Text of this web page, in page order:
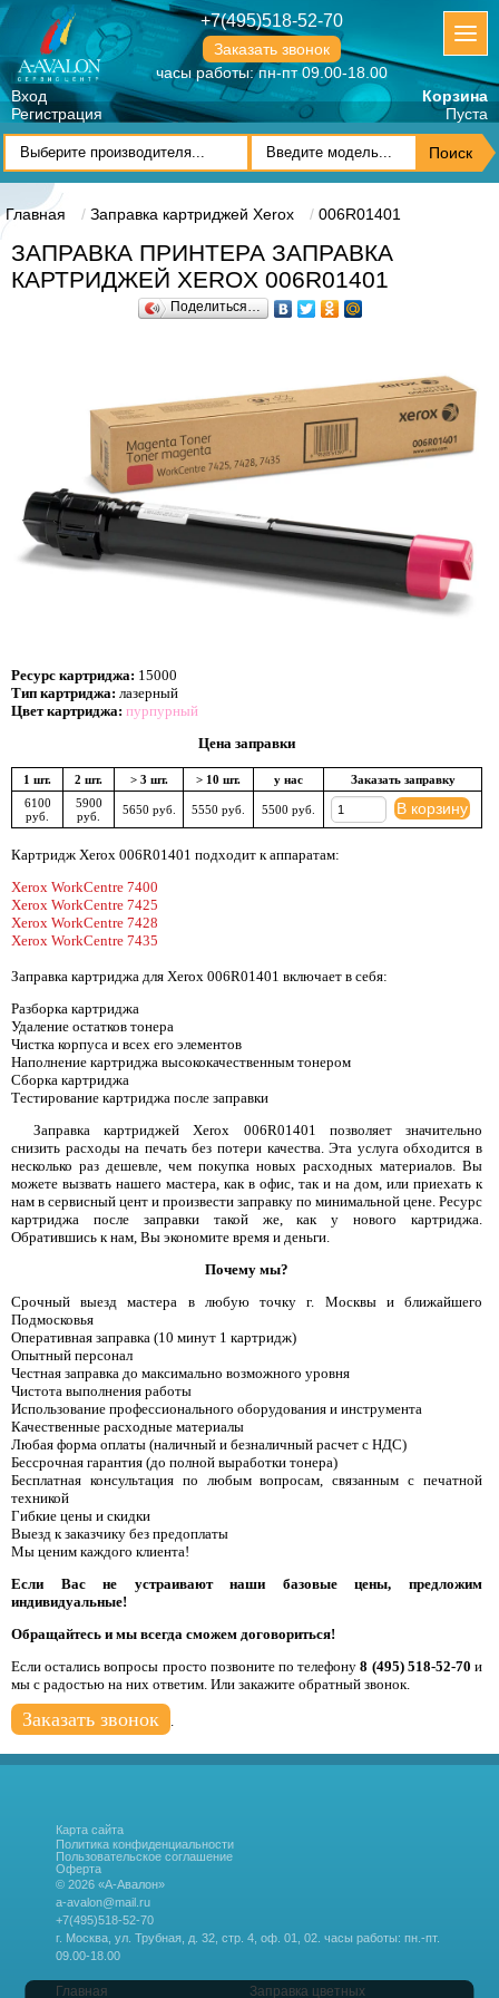
+7(495)518-52-70
Заказать звонок
часы работы: пн-пт 09.00-18.00
Вход
Регистрация
Корзина
Пуста
Главная Заправка картриджей Xerox 006R01401
ЗАПРАВКА ПРИНТЕРА ЗАПРАВКА
КАРТРИДЖЕЙ XEROX 006R01401
Поделиться…
Ресурс картриджа: 15000
Тип картриджа: лазерный
Цвет картриджа: пурпурный
Цена заправки
1 шт. 2 шт. > 3 шт. > 10 шт. у нас
Заказать заправку
6100
руб.
5900
руб.
5650 руб. 5550 руб. 5500 руб. В корзину
Картридж Xerox 006R01401 подходит к аппаратам:
Xerox WorkCentre 7400
Xerox WorkCentre 7425
Xerox WorkCentre 7428
Xerox WorkCentre 7435
Заправка картриджа для Xerox 006R01401 включает в себя:
Разборка картриджа
Удаление остатков тонера
Чистка корпуса и всех его элементов
Наполнение картриджа высококачественным тонером
Сборка картриджа
Тестирование картриджа после заправки
Заправка картриджей Xerox 006R01401 позволяет значительно
снизить расходы на печать без потери качества. Эта услуга обходится в
несколько раз дешевле, чем покупка новых расходных материалов. Вы
можете вызвать нашего мастера, как в офис, так и на дом, или приехать к
нам в сервисный цент и произвести заправку по минимальной цене. Ресурс
картриджа после заправки такой же, как у нового картриджа.
Обратившись к нам, Вы экономите время и деньги.
Почему мы?
Срочный выезд мастера в любую точку г. Москвы и ближайшего
Подмосковья
Оперативная заправка (10 минут 1 картридж)
Опытный персонал
Честная заправка до максимально возможного уровня
Чистота выполнения работы
Использование профессионального оборудования и инструмента
Качественные расходные материалы
Любая форма оплаты (наличный и безналичный расчет с НДС)
Бессрочная гарантия (до полной выработки тонера)
Бесплатная консультация по любым вопросам, связанным с печатной
техникой
Гибкие цены и скидки
Выезд к заказчику без предоплаты
Мы ценим каждого клиента!
Если Вас не устраивают наши базовые цены, предложим
индивидуальные!
Обращайтесь и мы всегда сможем договориться!
Если остались вопросы просто позвоните по телефону8 (495) 518-52-70 и
мы с радостью на них ответим. Или закажите обратный звонок.
Заказать звонок
Карта сайта
Политика конфиденциальности
Пользовательское соглашение
Оферта
© 2026 «А-Авалон»
a-avalon@mail.ru
+7(495)518-52-70
г. Москва, ул. Трубная, д. 32, стр. 4, оф. 01, 02. часы работы: пн.-пт.
09.00-18.00
Главная Заправка цветных